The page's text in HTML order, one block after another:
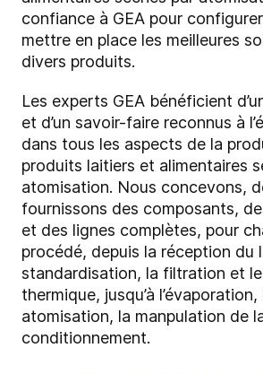
confiance à GEA pour
mettre en place les meilleures
divers produits.
Les experts GEA bénéficient
et d’un savoir-faire reconnus à
dans tous les aspects de la
produits laitiers et alimentaires
atomisation. Nous concevons,
fournissons des composants,
et des lignes complètes, pour
procédé, depuis la réception du
standardisation, la filtration et
thermique, jusqu’à
atomisation, la manpulation de
conditionnement.